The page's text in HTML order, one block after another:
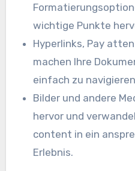
wichtige Punkte
Hyperlinks, Pay
machen Ihre
einfach zu
Bilder und andere
hervor und
content in ein
Erlebnis.